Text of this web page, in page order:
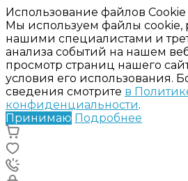
Использование файлов Cookie
Мы используем файлы cookie,
нашими специалистами и
анализа событий на нашем
просмотр страниц нашего
условия его использования.
сведения смотрите в
конфиденциальности.
Принимаю Подробнее